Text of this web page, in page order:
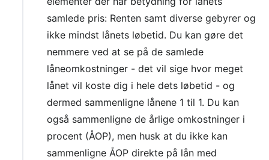
samlede pris: Renten samt diverse gebyrer og
ikke mindst lånets løbetid. Du kan gøre det
nemmere ved at se på de samlede
låneomkostninger - det vil sige hvor meget
lånet vil koste dig i hele dets løbetid - og
dermed sammenligne lånene 1 til 1. Du kan
også sammenligne de årlige omkostninger i
procent (ÅOP), men husk at du ikke kan
sammenligne ÅOP direkte på lån med